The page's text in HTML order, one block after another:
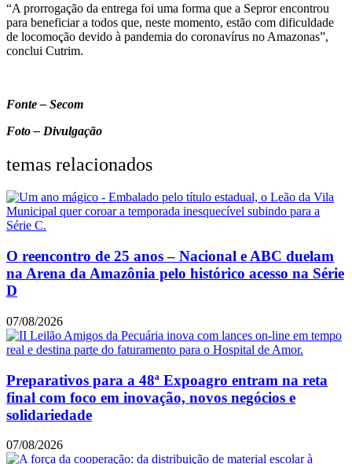
“A prorrogação da entrega foi uma forma que a Sepror encontrou
para beneficiar a todos que, neste momento, estão com dificuldade
de locomoção devido à pandemia do coronavírus no Amazonas”,
conclui Cutrim.
Fonte – Secom
Foto – Divulgação
temas relacionados
O reencontro de 25 anos – Nacional e ABC duelam
na Arena da Amazônia pelo histórico acesso na Série
D
07/08/2026
Preparativos para a 48ª Expoagro entram na reta
final com foco em inovação, novos negócios e
solidariedade
07/08/2026